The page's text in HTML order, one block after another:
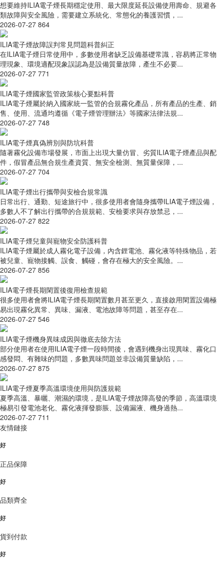
想要維持ILIA電子煙長期穩定使用、最大限度延長設備使用壽命、規避各
類故障與安全風險，需要建立系統化、常態化的養護習慣，...
2026-07-27 864
ILIA電子煙故障誤判常見問題科普糾正
在ILIA電子煙日常使用中，多數使用者缺乏設備基礎常識，容易將正常物
理現象、環境適配現象誤認為是設備質量故障，產生不必要...
2026-07-27 771
ILIA電子煙國家監管政策核心要點科普
ILIA電子煙屬於納入國家統一監管的合規霧化產品，所有產品的生產、銷
售、使用、流通均遵循《電子煙管理辦法》等國家法律法規...
2026-07-27 748
ILIA電子煙真偽辨別與防坑科普
隨著霧化設備市場發展，市面上出現大量仿冒、劣質ILIA電子煙產品與配
件，假冒產品無合規生產資質、無安全檢測、無質量保障，...
2026-07-27 704
ILIA電子煙出行攜帶與安檢合規常識
日常出行、通勤、短途旅行中，很多使用者會隨身攜帶ILIA電子煙設備，
多數人不了解出行攜帶的合規規範、安檢要求與存放禁忌，...
2026-07-27 822
ILIA電子煙兒童與寵物安全防護科普
ILIA電子煙屬於成人霧化電子設備，內含鋰電池、霧化液等特殊物品，若
被兒童、寵物接觸、誤食、觸碰，會存在極大的安全風險。...
2026-07-27 856
ILIA電子煙長期閑置後復用檢查規範
很多使用者會將ILIA電子煙長期閑置數月甚至更久，直接啟用閑置設備極
易出現霧化異常、異味、漏液、電池故障等問題，甚至存在...
2026-07-27 546
ILIA電子煙機身異味成因與徹底去除方法
部分使用者在使用ILIA電子煙一段時間後，會遇到機身出現異味、霧化口
感發悶、有雜味的問題，多數異味問題並非設備質量缺陷，...
2026-07-27 875
ILIA電子煙夏季高溫環境使用與防護規範
夏季高溫、暴曬、潮濕的環境，是ILIA電子煙故障高發的季節，高溫環境
極易引發電池老化、霧化液揮發膨脹、設備漏液、機身過熱...
2026-07-27 711
友情鏈接
好
正品保障
好
品類齊全
好
貨到付款
好